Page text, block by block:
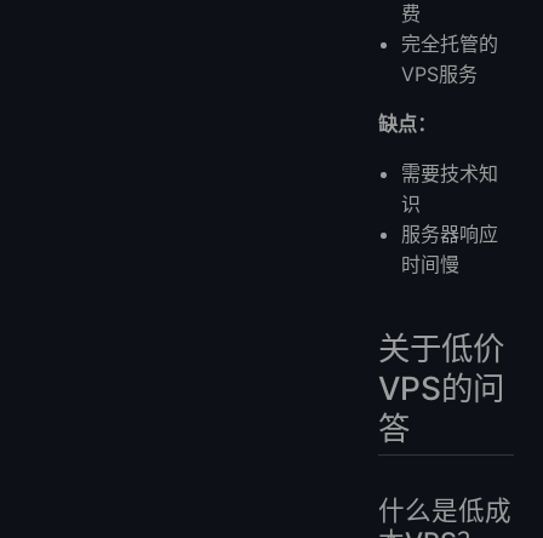
费
完全托管的
VPS服务
缺点：
需要技术知
识
服务器响应
时间慢
关于低价
VPS的问
答
什么是低成